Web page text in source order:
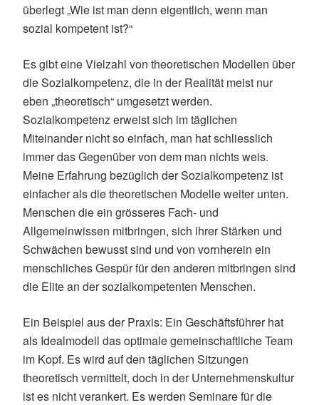
überlegt „Wie ist man denn eigentlich, wenn man
sozial kompetent ist?“
Es gibt eine Vielzahl von theoretischen Modellen über
die Sozialkompetenz, die in der Realität meist nur
eben „theoretisch“ umgesetzt werden.
Sozialkompetenz erweist sich im täglichen
Miteinander nicht so einfach, man hat schliesslich
immer das Gegenüber von dem man nichts weis.
Meine Erfahrung bezüglich der Sozialkompetenz ist
einfacher als die theoretischen Modelle weiter unten.
Menschen die ein grösseres Fach- und
Allgemeinwissen mitbringen, sich ihrer Stärken und
Schwächen bewusst sind und von vornherein ein
menschliches Gespür für den anderen mitbringen sind
die Elite an der sozialkompetenten Menschen.
Ein Beispiel aus der Praxis: Ein Geschäftsführer hat
als Idealmodell das optimale gemeinschaftliche Team
im Kopf. Es wird auf den täglichen Sitzungen
theoretisch vermittelt, doch in der Unternehmenskultur
ist es nicht verankert. Es werden Seminare für die